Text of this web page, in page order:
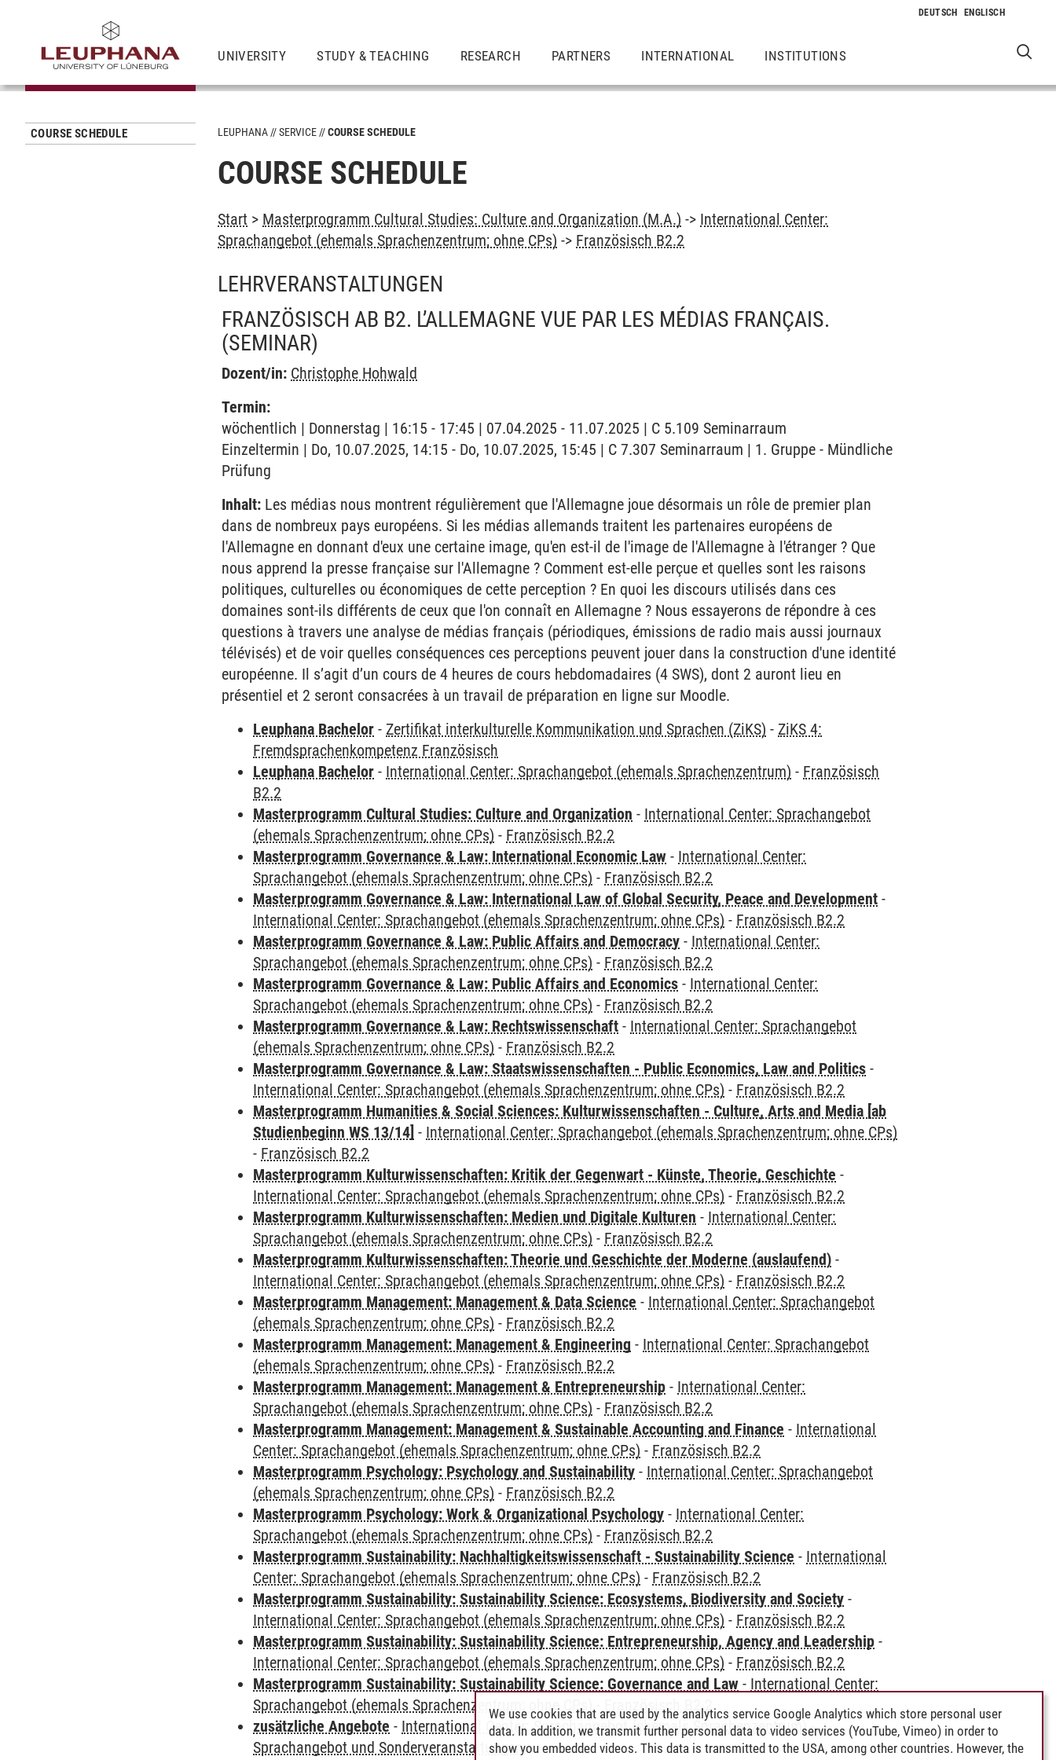
UNIVERSITY STUDY & TEACHING RESEARCH PARTNERS INTERNATIONAL INSTITUTIONS
COURSE SCHEDULE LEUPHANA SERVICE COURSE SCHEDULE
COURSE SCHEDULE
Start > Masterprogramm Cultural Studies: Culture and Organization (M.A.) -> International Center:
Sprachangebot (ehemals Sprachenzentrum; ohne CPs) -> Französisch B2.2
LEHRVERANSTALTUNGEN
FRANZÖSISCH AB B2. L’ALLEMAGNE VUE PAR LES MÉDIAS FRANÇAIS.
(SEMINAR)
Dozent/in: Christophe Hohwald
Termin:
wöchentlich | Donnerstag | 16:15 - 17:45 | 07.04.2025 - 11.07.2025 | C 5.109 Seminarraum
Einzeltermin | Do, 10.07.2025, 14:15 - Do, 10.07.2025, 15:45 | C 7.307 Seminarraum | 1. Gruppe - Mündliche
Prüfung
Inhalt: Les médias nous montrent régulièrement que l'Allemagne joue désormais un rôle de premier plan
dans de nombreux pays européens. Si les médias allemands traitent les partenaires européens de
l'Allemagne en donnant d'eux une certaine image, qu'en est-il de l'image de l'Allemagne à l'étranger ? Que
nous apprend la presse française sur l'Allemagne ? Comment est-elle perçue et quelles sont les raisons
politiques, culturelles ou économiques de cette perception ? En quoi les discours utilisés dans ces
domaines sont-ils différents de ceux que l'on connaît en Allemagne ? Nous essayerons de répondre à ces
questions à travers une analyse de médias français (périodiques, émissions de radio mais aussi journaux
télévisés) et de voir quelles conséquences ces perceptions peuvent jouer dans la construction d'une identité
européenne. Il s’agit d’un cours de 4 heures de cours hebdomadaires (4 SWS), dont 2 auront lieu en
présentiel et 2 seront consacrées à un travail de préparation en ligne sur Moodle.
Leuphana Bachelor - Zertifikat interkulturelle Kommunikation und Sprachen (ZiKS) - ZiKS 4:
Fremdsprachenkompetenz Französisch
Leuphana Bachelor - International Center: Sprachangebot (ehemals Sprachenzentrum) - Französisch
B2.2
Masterprogramm Cultural Studies: Culture and Organization - International Center: Sprachangebot
(ehemals Sprachenzentrum; ohne CPs) - Französisch B2.2
Masterprogramm Governance & Law: International Economic Law - International Center:
Sprachangebot (ehemals Sprachenzentrum; ohne CPs) - Französisch B2.2
Masterprogramm Governance & Law: International Law of Global Security, Peace and Development -
International Center: Sprachangebot (ehemals Sprachenzentrum; ohne CPs) - Französisch B2.2
Masterprogramm Governance & Law: Public Affairs and Democracy - International Center:
Sprachangebot (ehemals Sprachenzentrum; ohne CPs) - Französisch B2.2
Masterprogramm Governance & Law: Public Affairs and Economics - International Center:
Sprachangebot (ehemals Sprachenzentrum; ohne CPs) - Französisch B2.2
Masterprogramm Governance & Law: Rechtswissenschaft - International Center: Sprachangebot
(ehemals Sprachenzentrum; ohne CPs) - Französisch B2.2
Masterprogramm Governance & Law: Staatswissenschaften - Public Economics, Law and Politics -
International Center: Sprachangebot (ehemals Sprachenzentrum; ohne CPs) - Französisch B2.2
Masterprogramm Humanities & Social Sciences: Kulturwissenschaften - Culture, Arts and Media [ab
Studienbeginn WS 13/14] - International Center: Sprachangebot (ehemals Sprachenzentrum; ohne CPs)
- Französisch B2.2
Masterprogramm Kulturwissenschaften: Kritik der Gegenwart - Künste, Theorie, Geschichte -
International Center: Sprachangebot (ehemals Sprachenzentrum; ohne CPs) - Französisch B2.2
Masterprogramm Kulturwissenschaften: Medien und Digitale Kulturen - International Center:
Sprachangebot (ehemals Sprachenzentrum; ohne CPs) - Französisch B2.2
Masterprogramm Kulturwissenschaften: Theorie und Geschichte der Moderne (auslaufend) -
International Center: Sprachangebot (ehemals Sprachenzentrum; ohne CPs) - Französisch B2.2
Masterprogramm Management: Management & Data Science - International Center: Sprachangebot
(ehemals Sprachenzentrum; ohne CPs) - Französisch B2.2
Masterprogramm Management: Management & Engineering - International Center: Sprachangebot
(ehemals Sprachenzentrum; ohne CPs) - Französisch B2.2
Masterprogramm Management: Management & Entrepreneurship - International Center:
Sprachangebot (ehemals Sprachenzentrum; ohne CPs) - Französisch B2.2
Masterprogramm Management: Management & Sustainable Accounting and Finance - International
Center: Sprachangebot (ehemals Sprachenzentrum; ohne CPs) - Französisch B2.2
Masterprogramm Psychology: Psychology and Sustainability - International Center: Sprachangebot
(ehemals Sprachenzentrum; ohne CPs) - Französisch B2.2
Masterprogramm Psychology: Work & Organizational Psychology - International Center:
Sprachangebot (ehemals Sprachenzentrum; ohne CPs) - Französisch B2.2
Masterprogramm Sustainability: Nachhaltigkeitswissenschaft - Sustainability Science - International
Center: Sprachangebot (ehemals Sprachenzentrum; ohne CPs) - Französisch B2.2
Masterprogramm Sustainability: Sustainability Science: Ecosystems, Biodiversity and Society -
International Center: Sprachangebot (ehemals Sprachenzentrum; ohne CPs) - Französisch B2.2
Masterprogramm Sustainability: Sustainability Science: Entrepreneurship, Agency and Leadership -
International Center: Sprachangebot (ehemals Sprachenzentrum; ohne CPs) - Französisch B2.2
Masterprogramm Sustainability: Sustainability Science: Governance and Law - International Center:
Sprachangebot (ehemals Sprachenzentrum; ohne CPs) -
Französisch B2.2
zusätzliche Angebote - International Center: Sprachangebot (ehemals Sprachenzentrum)-
Sprachangebot und Sonderveranstaltungen
We use cookies that are used by the analytics service Google Analytics which store personal user
data. In addition, we transmit further personal data to video services (YouTube, Vimeo) in order to
show you embedded videos. This data is transmitted to the USA, among other countries. However, the